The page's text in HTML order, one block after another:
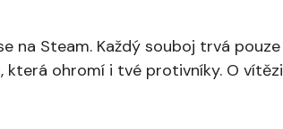
na Steam. Každý souboj trvá pouze
která ohromí i tvé protivníky. O vítězi